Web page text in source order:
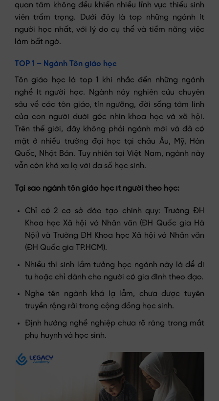
quan tâm không đều khiến nhiều lĩnh vực thiếu sinh
viên trầm trọng. Dưới đây là top những ngành ít
người học nhất, với lý do cụ thể và tiềm năng việc
làm bất ngờ.
TOP 1 – Ngành Tôn giáo học
Tôn giáo học là top 1 khi nhắc đến những ngành
nghề ít người học. Ngành này nghiên cứu chuyên
sâu về các tôn giáo, tín ngưỡng, đời sống tâm linh
của con người dưới góc nhìn khoa học và xã hội.
Trên thế giới, đây không phải ngành mới và đã có
mặt ở nhiều trường đại học tại châu Âu, Mỹ, Hàn
Quốc, Nhật Bản. Tuy nhiên tại Việt Nam, ngành này
vẫn còn khá xa lạ với đa số học sinh.
Tại sao ngành tôn giáo học ít người theo học:
Chỉ có 2 cơ sở đào tạo chính quy: Trường ĐH
Khoa học Xã hội và Nhân văn (ĐH Quốc gia Hà
Nội) và Trường ĐH Khoa học Xã hội và Nhân văn
(ĐH Quốc gia TP.HCM).
Nhiều thí sinh lầm tưởng học ngành này là để đi
tu hoặc chỉ dành cho người có gia đình theo đạo.
Nghe tên ngành khá lạ lẫm, chưa được tuyên
truyền rộng rãi trong cộng đồng học sinh.
Định hướng nghề nghiệp chưa rõ ràng trong mắt
phụ huynh và học sinh.